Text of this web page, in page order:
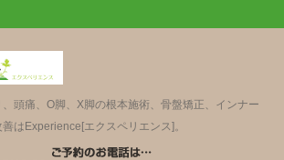
頭痛、O脚、X脚の根本施術、骨盤矯正、インナー
はExperience[エクスペリエンス]。